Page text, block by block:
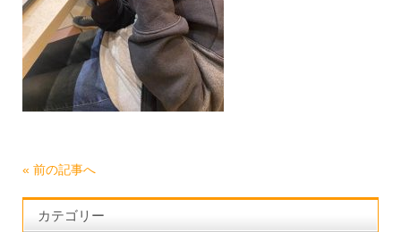
« 前の記事へ
カテゴリー